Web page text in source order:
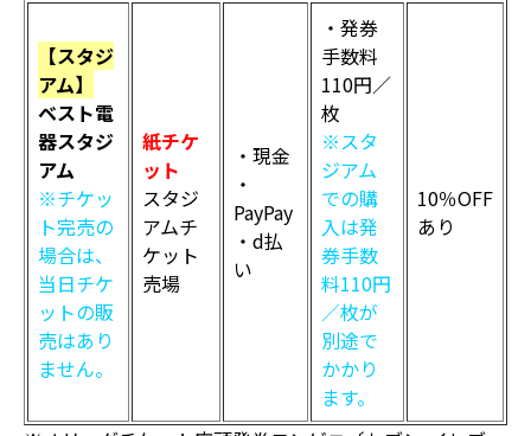
【スタジ
アム】
ベスト電
器スタジ
アム
※チケッ
ト完売の
場合は、
当日チケ
ットの販
売はあり
ません。
紙チケ
ット
スタジ
アムチ
ケット
売場
・現金
・
PayPay
・d払
い
・発券
手数料
110円／
枚
※スタ
ジアム
での購
入は発
券手数
料110円
／枚が
別途で
かかり
ます。
10％OFF
あり